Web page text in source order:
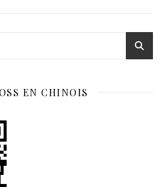
EN CHINOIS